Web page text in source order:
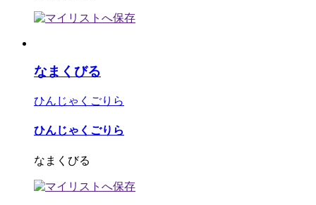
なまくびる
ひんじゃくごりら
ひんじゃくごりら
なまくびる